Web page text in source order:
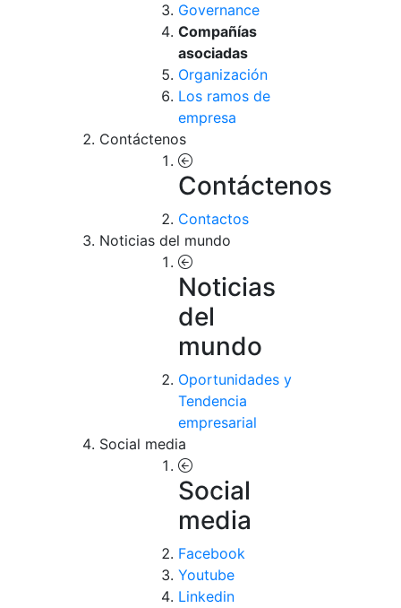
Governance
Compañías
asociadas
Organización
Los ramos de
empresa
Contáctenos
Contáctenos
Contactos
Noticias del mundo
Noticias
del
mundo
Oportunidades y
Tendencia
empresarial
Social media
Social
media
Facebook
Youtube
Linkedin